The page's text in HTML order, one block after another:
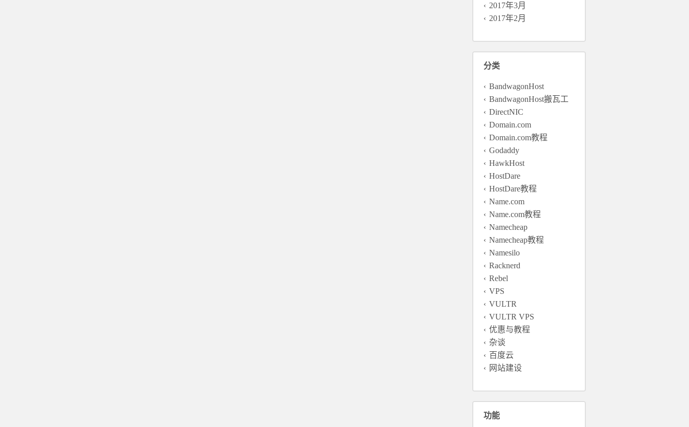
2017年3月
2017年2月
分类
BandwagonHost
BandwagonHost搬瓦工
DirectNIC
Domain.com
Domain.com教程
Godaddy
HawkHost
HostDare
HostDare教程
Name.com
Name.com教程
Namecheap
Namecheap教程
Namesilo
Racknerd
Rebel
VPS
VULTR
VULTR VPS
优惠与教程
杂谈
百度云
网站建设
功能